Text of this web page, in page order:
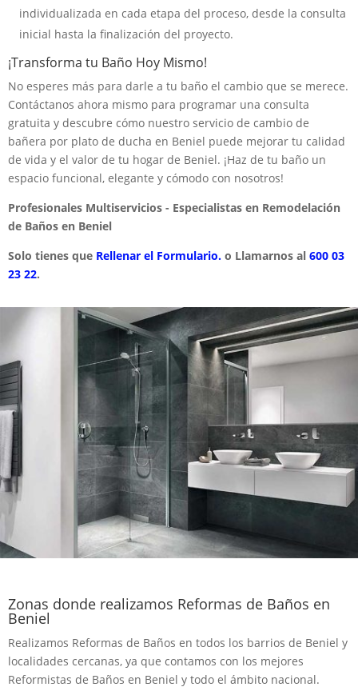
individualizada en cada etapa del proceso, desde la consulta
inicial hasta la finalización del proyecto.
¡Transforma tu Baño Hoy Mismo!
No esperes más para darle a tu baño el cambio que se merece.
Contáctanos ahora mismo para programar una consulta
gratuita y descubre cómo nuestro servicio de cambio de
bañera por plato de ducha en Beniel puede mejorar tu calidad
de vida y el valor de tu hogar de Beniel. ¡Haz de tu baño un
espacio funcional, elegante y cómodo con nosotros!
Profesionales Multiservicios - Especialistas en Remodelación
de Baños en Beniel
Solo tienes que Rellenar el Formulario. o Llamarnos al 600 03
23 22.
Zonas donde realizamos Reformas de Baños en
Beniel
Realizamos Reformas de Baños en todos los barrios de Beniel y
localidades cercanas, ya que contamos con los mejores
Reformistas de Baños en Beniel y todo el ámbito nacional.